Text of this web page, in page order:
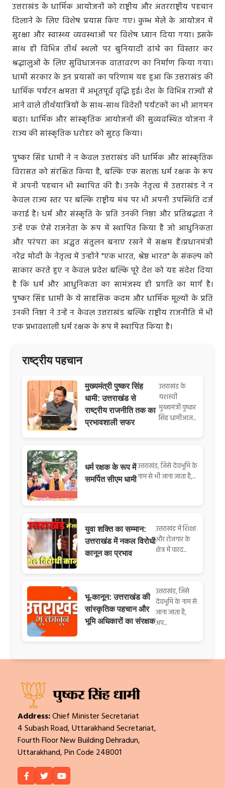
उत्तराखंड के धार्मिक आयोजनों को राष्ट्रीय और अंतरराष्ट्रीय पहचान
दिलाने के लिए विशेष प्रयास किए गए। कुम्भ मेले के आयोजन में
सुरक्षा और स्वास्थ्य व्यवस्थाओं पर विशेष ध्यान दिया गया। इसके
साथ ही विभिन्न तीर्थ स्थलों पर बुनियादी ढांचे का विस्तार कर
श्रद्धालुओं के लिए सुविधाजनक वातावरण का निर्माण किया गया।
धामी सरकार के इन प्रयासों का परिणाम यह हुआ कि उत्तराखंड की
धार्मिक पर्यटन क्षमता में अभूतपूर्व वृद्धि हुई। देश के विभिन्न राज्यों से
आने वाले तीर्थयात्रियों के साथ-साथ विदेशी पर्यटकों का भी आगमन
बढ़ा। धार्मिक और सांस्कृतिक आयोजनों की सुव्यवस्थित योजना ने
राज्य की सांस्कृतिक धरोहर को सुदृढ़ किया।
पुष्कर सिंह धामी ने न केवल उत्तराखंड की धार्मिक और सांस्कृतिक
विरासत को संरक्षित किया है, बल्कि एक सशक्त धर्म रक्षक के रूप
में अपनी पहचान भी स्थापित की है। उनके नेतृत्व में उत्तराखंड ने न
केवल राज्य स्तर पर बल्कि राष्ट्रीय मंच पर भी अपनी उपस्थिति दर्ज
कराई है। धर्म और संस्कृति के प्रति उनकी निष्ठा और प्रतिबद्धता ने
उन्हें एक ऐसे राजनेता के रूप में स्थापित किया है जो आधुनिकता
और परंपरा का अद्भुत संतुलन बनाए रखने में सक्षम हैं।प्रधानमंत्री
नरेंद्र मोदी के नेतृत्व में उन्होंने "एक भारत, श्रेष्ठ भारत" के संकल्प को
साकार करते हुए न केवल प्रदेश बल्कि पूरे देश को यह संदेश दिया
है कि धर्म और आधुनिकता का सामंजस्य ही प्रगति का मार्ग है।
पुष्कर सिंह धामी के ये साहसिक कदम और धार्मिक मूल्यों के प्रति
उनकी निष्ठा ने उन्हें न केवल उत्तराखंड बल्कि राष्ट्रीय राजनीति में भी
एक प्रभावशाली धर्म रक्षक के रूप में स्थापित किया है।
राष्ट्रीय पहचान
मुख्यमंत्री पुष्कर सिंह
धामी: उत्तराखंड से
राष्ट्रीय राजनीति तक का
प्रभावशाली सफर
उत्तराखंड के
यशस्वी
मुख्यमंत्री पुष्कर
सिंह धामीआज...
धर्म रक्षक के रूप में
समर्पित सीएम धामी
उत्तराखंड, जिसे देवभूमि के
नाम से भी जाना जाता है,...
युवा शक्ति का सम्मान:
उत्तराखंड में नकल विरोधी
कानून का प्रभाव
उत्तराखंड में शिक्षा
और रोजगार के
क्षेत्र में पारद...
भू-कानून: उत्तराखंड की
सांस्कृतिक पहचान और
भूमि अधिकारों का संरक्षक
उत्तराखंड, जिसे
देवभूमि के नाम से
जाना जाता है,
अप...
Address:Chief Minister Secretariat
4 Subash Road, Uttarakhand Secretariat,
Fourth Floor New Building Dehradun,
Uttarakhand, Pin Code 248001